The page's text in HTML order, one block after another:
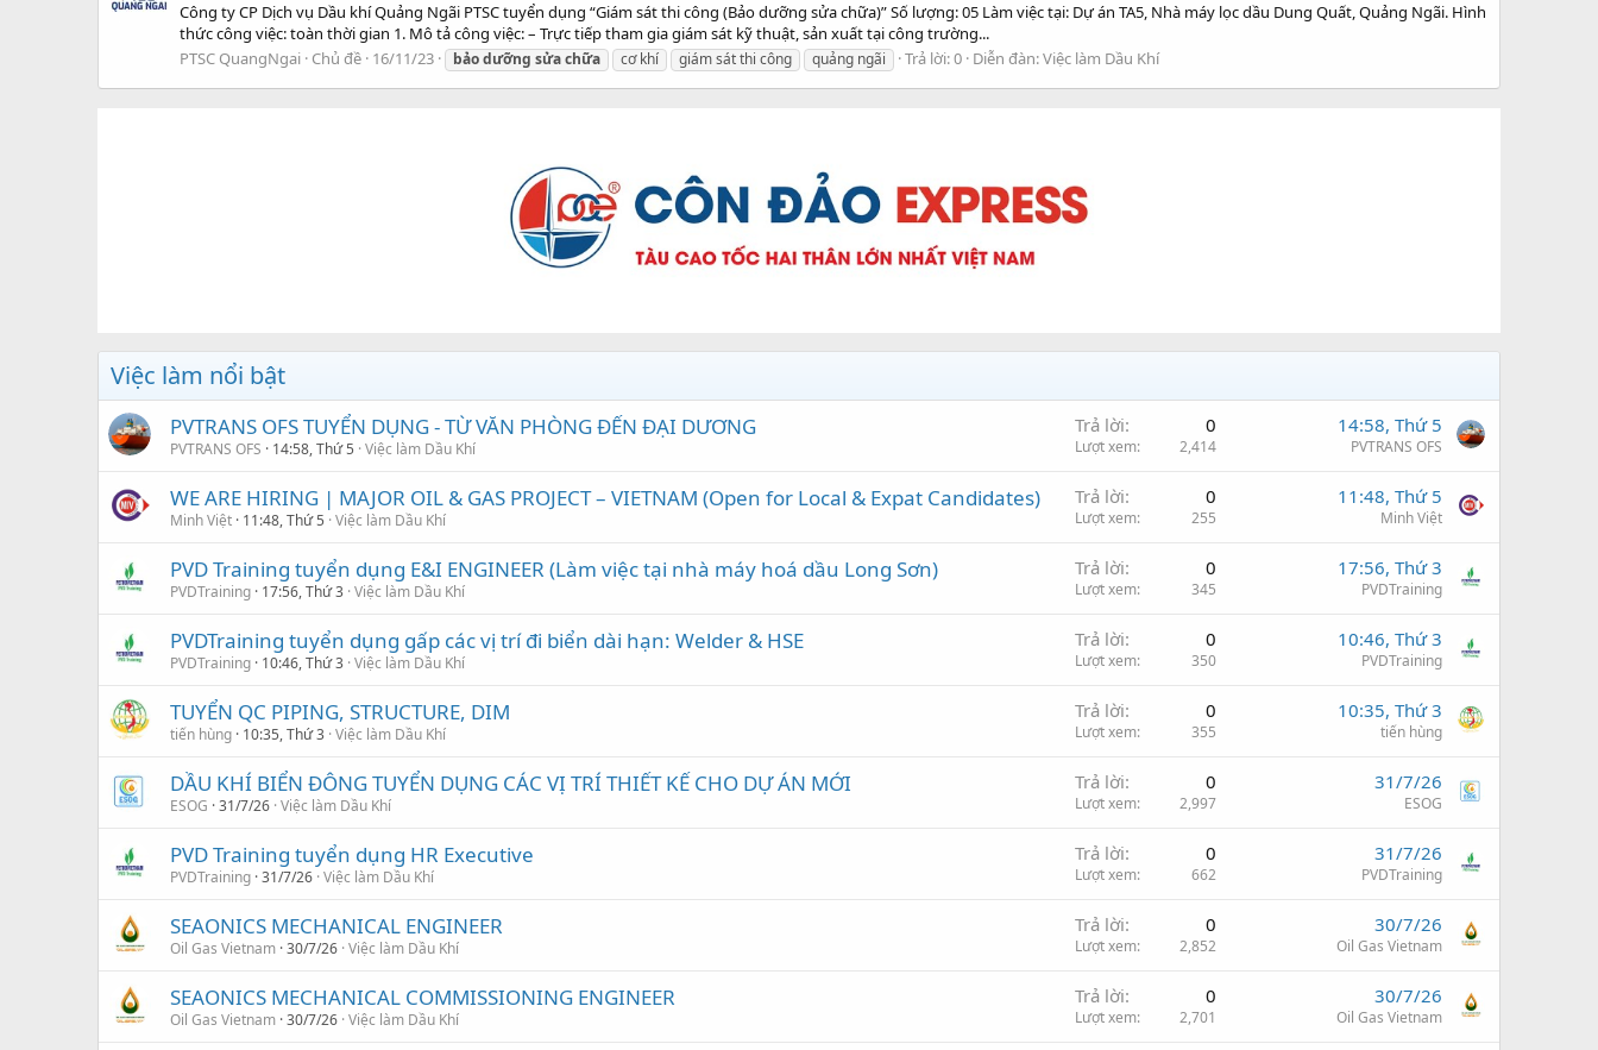
Công ty CP Dịch vụ Dầu khí Quảng Ngãi PTSC tuyển dụng “Giám sát thi công (Bảo dưỡng sửa chữa)” Số lượng: 05 Làm việc tại: Dự án TA5, Nhà máy lọc dầu Dung Quất, Quảng Ngãi. Hình
thức công việc: toàn thời gian 1. Mô tả công việc: – Trực tiếp tham gia giám sát kỹ thuật, sản xuất tại công trường...
PTSC QuangNgai Chủ đề 16/11/23 bảodưỡng sửachữa cơ khí giám sát thi công quảng ngãi Trả lời: 0 Diễn đàn:Việc làm Dầu Khí
Việc làm nổi bật
PVTRANS OFS TUYỂN DỤNG - TỪ VĂN PHÒNG ĐẾN ĐẠI DƯƠNG
PVTRANS OFS 14:58, Thứ 5 Việc làm Dầu Khí
Trả lời 0
Lượt xem 2,414
14:58, Thứ 5
PVTRANS OFS
WE ARE HIRING | MAJOR OIL & GAS PROJECT – VIETNAM (Open for Local & Expat Candidates)
Minh Việt 11:48, Thứ 5 Việc làm Dầu Khí
Trả lời 0
Lượt xem 255
11:48, Thứ 5
Minh Việt
PVD Training tuyển dụng E&I ENGINEER (Làm việc tại nhà máy hoá dầu Long Sơn)
PVDTraining 17:56, Thứ 3 Việc làm Dầu Khí
Trả lời 0
Lượt xem 345
17:56, Thứ 3
PVDTraining
PVDTraining tuyển dụng gấp các vị trí đi biển dài hạn: Welder & HSE
PVDTraining 10:46, Thứ 3 Việc làm Dầu Khí
Trả lời 0
Lượt xem 350
10:46, Thứ 3
PVDTraining
TUYỂN QC PIPING, STRUCTURE, DIM
tiến hùng 10:35, Thứ 3 Việc làm Dầu Khí
Trả lời 0
Lượt xem 355
10:35, Thứ 3
tiến hùng
DẦU KHÍ BIỂN ĐÔNG TUYỂN DỤNG CÁC VỊ TRÍ THIẾT KẾ CHO DỰ ÁN MỚI
ESOG 31/7/26 Việc làm Dầu Khí
Trả lời 0
Lượt xem 2,997
31/7/26
ESOG
PVD Training tuyển dụng HR Executive
PVDTraining 31/7/26 Việc làm Dầu Khí
Trả lời 0
Lượt xem 662
31/7/26
PVDTraining
SEAONICS MECHANICAL ENGINEER
Oil Gas Vietnam 30/7/26 Việc làm Dầu Khí
Trả lời 0
Lượt xem 2,852
30/7/26
Oil Gas Vietnam
SEAONICS MECHANICAL COMMISSIONING ENGINEER
Oil Gas Vietnam 30/7/26 Việc làm Dầu Khí
Trả lời 0
Lượt xem 2,701
30/7/26
Oil Gas Vietnam